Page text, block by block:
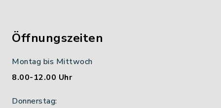
Öffnungszeiten
Montag bis Mittwoch
8.00-12.00 Uhr
Donnerstag: